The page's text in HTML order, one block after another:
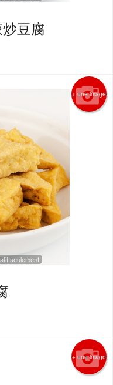
豆腐
+ une image
seulement
+ une image